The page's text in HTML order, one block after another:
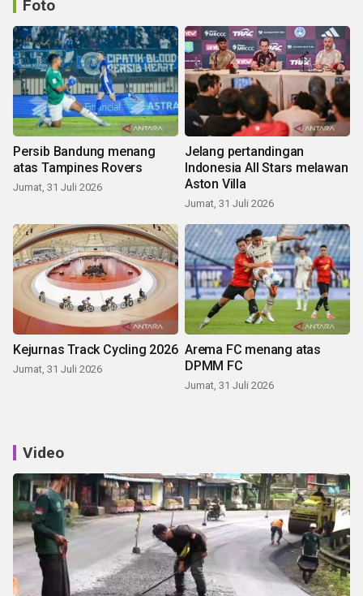
Foto
Persib Bandung menang
atas Tampines Rovers
Jumat, 31 Juli 2026
Jelang pertandingan
Indonesia All Stars melawan
Aston Villa
Jumat, 31 Juli 2026
Kejurnas Track Cycling 2026
Jumat, 31 Juli 2026
Arema FC menang atas
DPMM FC
Jumat, 31 Juli 2026
Video